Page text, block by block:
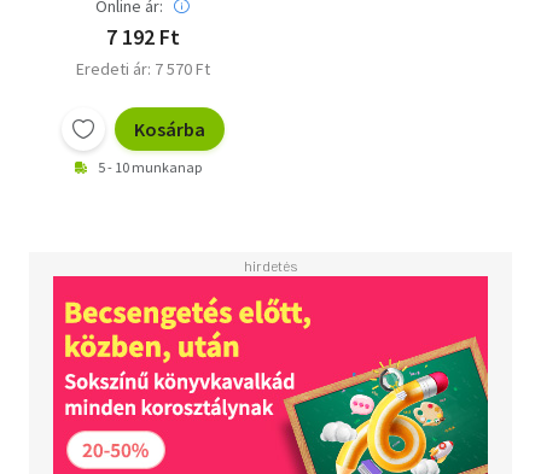
Online ár:
7 192 Ft
Eredeti ár: 7 570 Ft
Kosárba
5 - 10 munkanap